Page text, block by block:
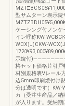
型サムターン表示錠
ケーシング付ノン
イン呼称KW-
WCX(J)CKW-
示錠付
格セット価格片引
材別規格表Vレール
込5mm印刷焼付け
分は透明です）KW-
カ（受注生産品／
が入ります。受納